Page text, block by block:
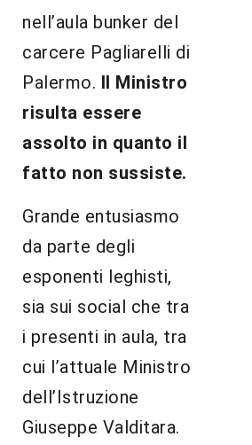
nell’aula bunker del
carcere Pagliarelli di
Palermo.
Il Ministro
risulta essere
assolto in quanto il
fatto non sussiste.
Grande entusiasmo
da parte degli
esponenti leghisti,
sia sui social che tra
i presenti in aula, tra
cui l’attuale Ministro
dell’Istruzione
Giuseppe Valditara.